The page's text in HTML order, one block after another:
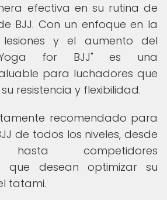
efectiva en su rutina de
BJJ. Con un enfoque en la
y el aumento del
"Yoga for BJJ" es una
para luchadores que
resistencia y flexibilidad.
recomendado para
de todos los niveles, desde
hasta competidores
que desean optimizar su
tatami.